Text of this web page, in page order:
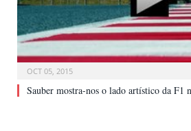
OCT 05, 2015
Sauber mostra-nos o lado artístico da F1